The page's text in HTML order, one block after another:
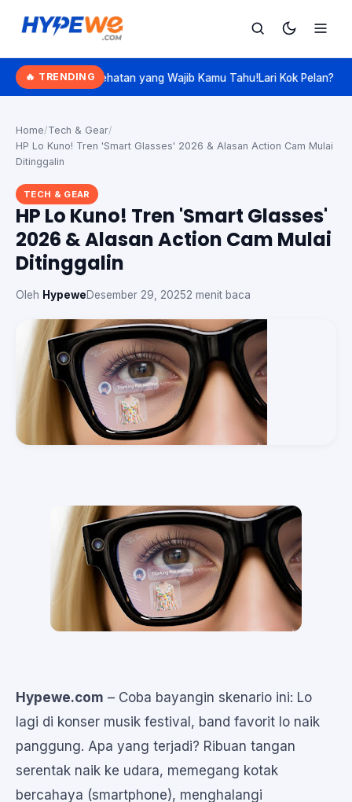
Hypewe.com - Curated Hype. Real Talk.
Cari artikel
🔥 TRENDING
yang Wajib Kamu Tahu!Lari Kok Pelan? Kenalan Sama
Home/Tech & Gear/
HP Lo Kuno! Tren 'Smart Glasses' 2026 & Alasan Action Cam Mulai
Ditinggalin
TECH & GEAR
HP Lo Kuno! Tren 'Smart Glasses'
2026 & Alasan Action Cam Mulai
Ditinggalin
Oleh HypeweDesember 29, 20252 menit baca
Hypewe.com – Coba bayangin skenario ini: Lo
lagi di konser musik festival, band favorit lo naik
panggung. Apa yang terjadi? Ribuan tangan
serentak naik ke udara, memegang kotak
bercahaya (smartphone), menghalangi